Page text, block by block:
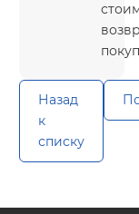
Назад
к
списку